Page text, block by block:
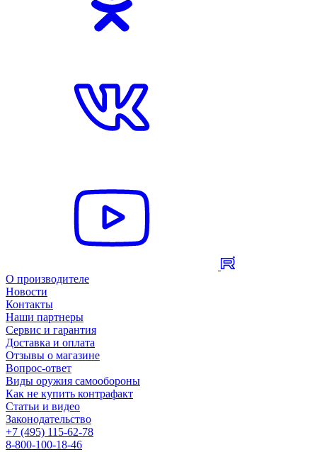
О производителе
Новости
Контакты
Наши партнеры
Сервис и гарантия
Доставка и оплата
Отзывы о магазине
Вопрос-ответ
Виды оружия самообороны
Как не купить контрафакт
Статьи и видео
Законодательство
+7 (495) 115-62-78
8-800-100-18-46